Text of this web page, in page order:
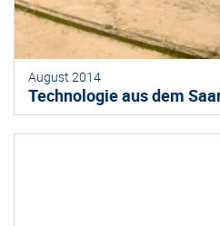
August 2014
Technologie aus dem